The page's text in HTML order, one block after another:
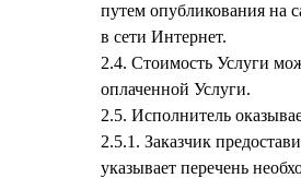
путем опубликования на
в сети Интернет.
2.4. Стоимость Услуги
оплаченной Услуги.
2.5. Исполнитель
2.5.1. Заказчик
указывает перечень